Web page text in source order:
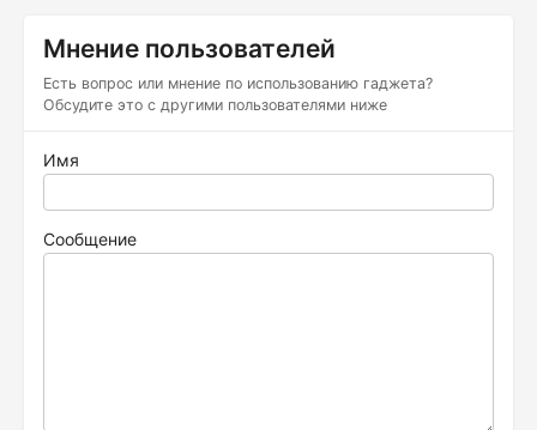
Мнение пользователей
Есть вопрос или мнение по использованию гаджета?
Обсудите это с другими пользователями ниже
Имя
Сообщение